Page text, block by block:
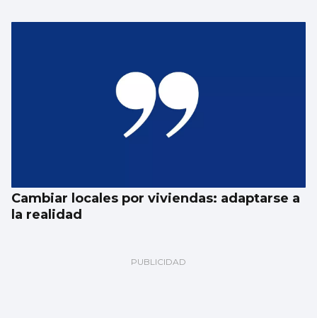
Cambiar locales por viviendas: adaptarse a
la realidad